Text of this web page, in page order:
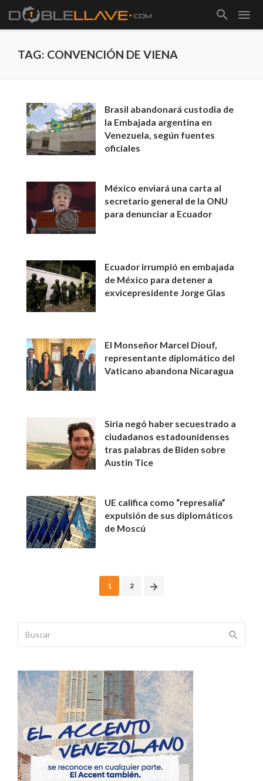
TAG: CONVENCIÓN DE VIENA
Brasil abandonará custodia de
la Embajada argentina en
Venezuela, según fuentes
oficiales
México enviará una carta al
secretario general de la ONU
para denunciar a Ecuador
Ecuador irrumpió en embajada
de México para detener a
exvicepresidente Jorge Glas
El Monseñor Marcel Diouf,
representante diplomático del
Vaticano abandona Nicaragua
Siria negó haber secuestrado a
ciudadanos estadounidenses
tras palabras de Biden sobre
Austin Tice
UE califica como “represalia”
expulsión de sus diplomáticos
de Moscú
1 2